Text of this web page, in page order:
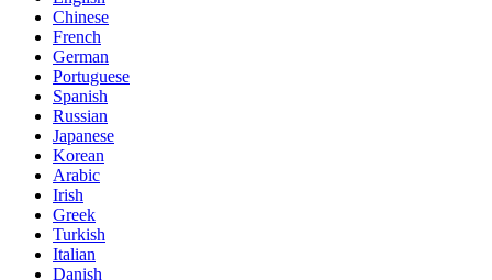
Chinese
French
German
Portuguese
Spanish
Russian
Japanese
Korean
Arabic
Irish
Greek
Turkish
Italian
Danish